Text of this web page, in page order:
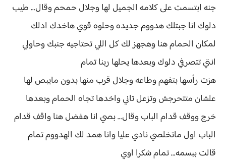
جنه ابتسمت على كلامه الجميل لها وجلال حمحم وقال... طيب
دلوك انا جبتلك هدووم جديده وحلوه قوي هاخدك ادلك
لمكان الحمام هنا وهجهز لك كل اللي تحتاجيه جنبك وحاولي
انتي تتصرفي دلوك وبعدها يحلها ربنا تمام
هزت رأسها بتفهم وطاعه وجلال قرب منها بدون مايبص لها
علشان متتحرجش وتزعل تاني واخدها تجاه الحمام وبعدها
خرج ووقف قدام الباب وقال... بصي انا هفضل هنا واقف قدام
الباب اول ماتخلصي نادي عليا وانا همد لك الهدووم تمام
قالت ببسمه... تمام شكرا اوي